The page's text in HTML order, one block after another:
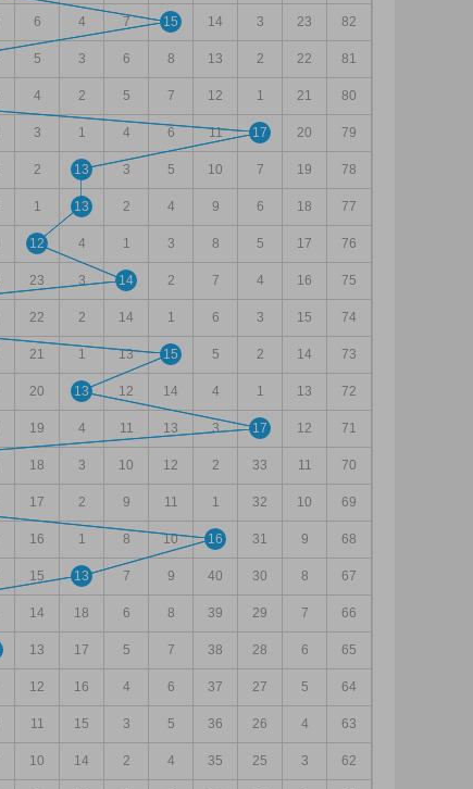
6 4 7 15 14 3 23 82
5 3 6 8 13 2 22 81
4 2 5 7 12 1 21 80
3 1 4 6 11 17 20 79
2 13 3 5 10 7 19 78
1 13 2 4 9 6 18 77
12 4 1 3 8 5 17 76
23 3 14 2 7 4 16 75
22 2 14 1 6 3 15 74
21 1 13 15 5 2 14 73
20 13 12 14 4 1 13 72
19 4 11 13 3 17 12 71
18 3 10 12 2 33 11 70
17 2 9 11 1 32 10 69
16 1 8 10 16 31 9 68
15 13 7 9 40 30 8 67
14 18 6 8 39 29 7 66
13 17 5 7 38 28 6 65
12 16 4 6 37 27 5 64
11 15 3 5 36 26 4 63
10 14 2 4 35 25 3 62